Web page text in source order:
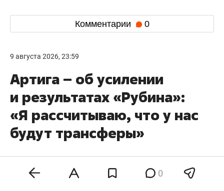
Комментарии 0
9 августа 2026, 23:59
Артига – об усилении
и результатах «Рубина»:
«Я рассчитываю, что у нас
будут трансферы»
0